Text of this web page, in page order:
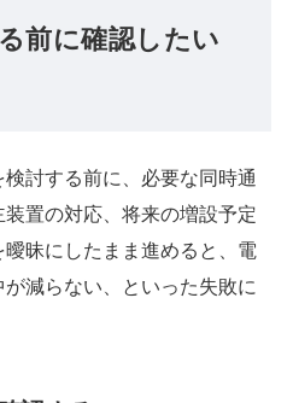
前に確認したい
討する前に、必要な同時通
置の対応、将来の増設予定
昧にしたまま進めると、電
減らない、といった失敗に